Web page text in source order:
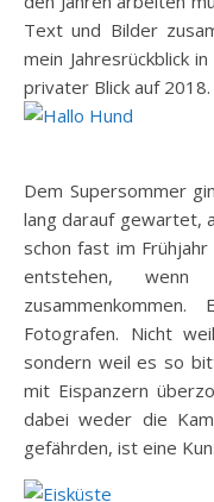
Text und Bilder
mein Jahresrückblick
privater Blick auf 2018.
Dem Supersommer
lang darauf gewartet,
schon fast im
entstehen,
Fotografen. Nicht
sondern weil es so
mit Eispanzern
dabei weder die
gefährden, ist eine